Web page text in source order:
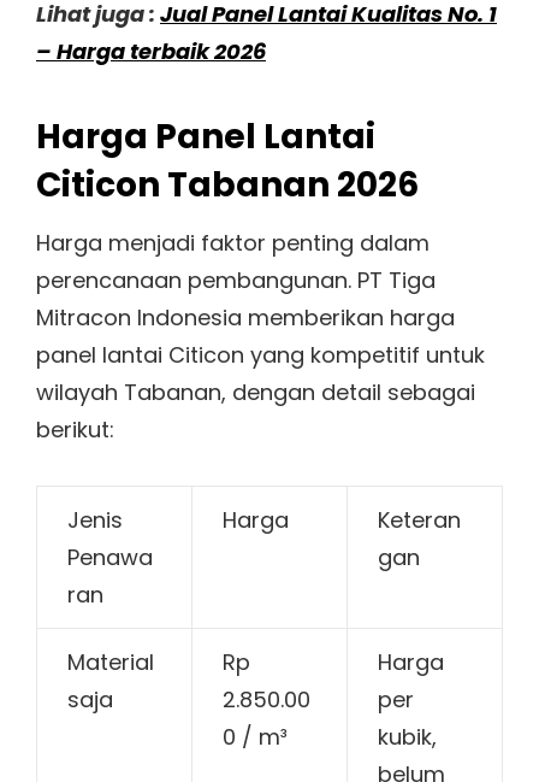
Lihat juga : Jual Panel Lantai Kualitas No. 1
– Harga terbaik 2026
Harga Panel Lantai
Citicon Tabanan 2026
Harga menjadi faktor penting dalam
perencanaan pembangunan. PT Tiga
Mitracon Indonesia memberikan harga
panel lantai Citicon yang kompetitif untuk
wilayah Tabanan, dengan detail sebagai
berikut:
Jenis
Penawa
ran
Harga
Keteran
gan
Material
saja
Rp
2.850.00
0 / m³
Harga
per
kubik,
belum